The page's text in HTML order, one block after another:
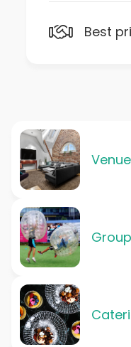
Best